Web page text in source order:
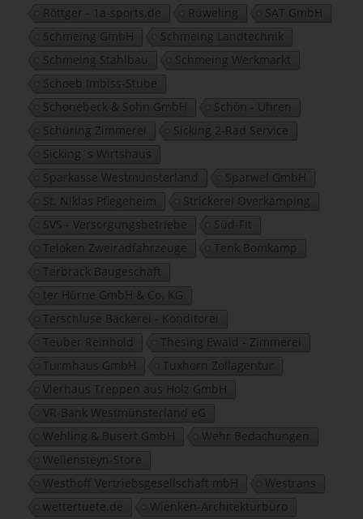
Röttger - 1a-sports.de
Rüweling
SAT GmbH
Schmeing GmbH
Schmeing Landtechnik
Schmeing Stahlbau
Schmeing Werkmarkt
Schoeb Imbiss-Stube
Schonebeck & Sohn GmbH
Schön - Uhren
Schüring Zimmerei
Sicking 2-Rad Service
Sicking´s Wirtshaus
Sparkasse Westmünsterland
Sparwel GmbH
St. Niklas Pflegeheim
Strickerei Overkämping
SVS - Versorgungsbetriebe
Süd-Fit
Telöken Zweiradfahrzeuge
Tenk Bomkamp
Terbrack Baugeschäft
ter Hürne GmbH & Co. KG
Terschluse Bäckerei - Konditorei
Teuber Reinhold
Thesing Ewald - Zimmerei
Turmhaus GmbH
Tuxhorn Zollagentur
Vierhaus Treppen aus Holz GmbH
VR-Bank Westmünsterland eG
Wehling & Busert GmbH
Wehr Bedachungen
Wellensteyn-Store
Westhoff Vertriebsgesellschaft mbH
Westrans
wettertuete.de
Wienken-Architekturbüro